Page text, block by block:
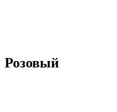
Розовый